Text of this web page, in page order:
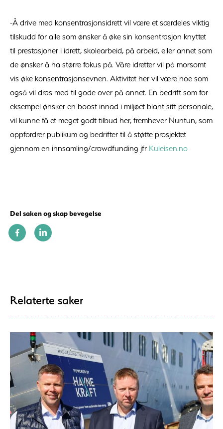
-Å drive med konsentrasjonsidrett vil være et særdeles viktig
tilskudd for alle som ønsker å øke sin konsentrasjon knyttet
til prestasjoner i idrett, skolearbeid, på arbeid, eller annet som
de ønsker å ha større fokus på. Våre idretter vil på morsomt
vis øke konsentrasjonsevnen. Aktivitet her vil være noe som
også vil dras med til gode over på annet. En bedrift som for
eksempel ønsker en boost innad i miljøet blant sitt personale,
vil kunne få et meget godt tilbud her, fremhever Nuntun, som
oppfordrer publikum og bedrifter til å støtte prosjektet
gjennom en innsamling/crowdfunding jfr Kuleisen.no
Del saken og skap bevegelse
Relaterte saker